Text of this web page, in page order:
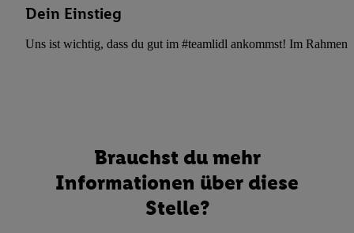
Dein Einstieg
Uns ist wichtig, dass du gut im #teamlidl ankommst! Im Rahmen
Brauchst du mehr
Informationen über diese
Stelle?